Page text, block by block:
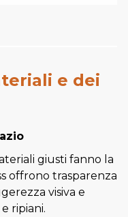
e dei
giusti fanno la
offrono trasparenza
visiva e
ripiani.